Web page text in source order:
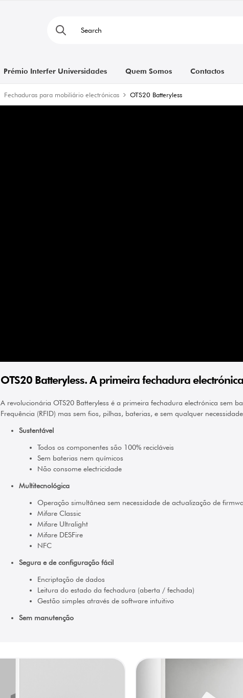
Prémio Interfer Universidades Quem Somos Contactos
Fechaduras para mobiliário electrónicas OTS20 Batteryless
OTS20 Batteryless. A primeira fechadura
A revolucionária OTS20 Batteryless é a primeira fechadura electrónica sem
Frequência (RFID) mas sem fios, pilhas, baterias, e sem qualquer
Sustentável
Todos os componentes são 100% recicláveis
Sem baterias nem químicos
Não consome electricidade
Multitecnológica
Operação simultânea sem necessidade de actualização de
Mifare Classic
Mifare Ultralight
Mifare DESFire
NFC
Segura e de configuração fácil
Encriptação de dados
Leitura do estado da fechadura (aberta / fechada)
Gestão simples através de software intuitivo
Sem manutenção